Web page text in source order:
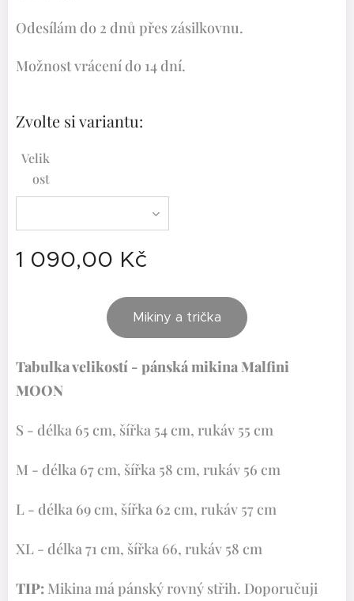
Odesílám do 2 dnů přes zásilkovnu.
Možnost vrácení do 14 dní.
Zvolte si variantu:
Velik
ost
1 090,00 Kč
Mikiny a trička
Tabulka velikostí - pánská mikina Malfini
MOON
S - délka 65 cm, šířka 54 cm, rukáv 55 cm
M - délka 67 cm, šířka 58 cm, rukáv 56 cm
L - délka 69 cm, šířka 62 cm, rukáv 57 cm
XL - délka 71 cm, šířka 66, rukáv 58 cm
TIP: Mikina má pánský rovný střih. Doporučuji